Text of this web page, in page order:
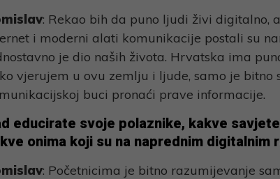
: Rekao bih da puno ljudi živi digitalno,
i moderni alati komunikacije postali su
je dio naših života. Hrvatska ima
vjerujem u ovu zemlju i ljude, samo je bitno
buci pronaći prave informacije.
educirate svoje polaznike, kakve
onima koji su na naprednim digitalnim
: Početnicima je bitno razumijevanje